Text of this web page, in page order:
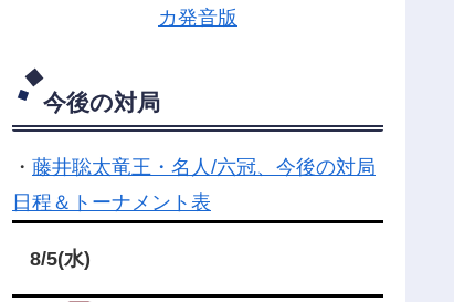
カ発音版
今後の対局
・ 藤井聡太竜王・名人/六冠、今後の対局
日程＆トーナメント表
8/5(水)